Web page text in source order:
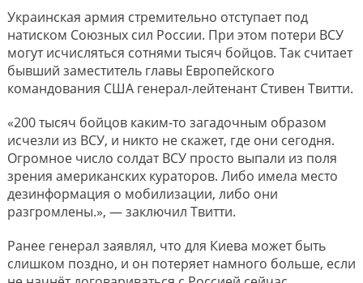
Украинская армия стремительно отступает под
натиском Союзных сил России. При этом потери ВСУ
могут исчисляться сотнями тысяч бойцов. Так считает
бывший заместитель главы Европейского
командования США генерал-​лейтенант Стивен Твитти.
«200 тысяч бойцов каким-​то загадочным образом
исчезли из ВСУ, и никто не скажет, где они сегодня.
Огромное число солдат ВСУ просто выпали из поля
зрения американских кураторов. Либо имела место
дезинформация о мобилизации, либо они
разгромлены.», — заключил Твитти.
Ранее генерал заявлял, что для Киева может быть
слишком поздно, и он потеряет намного больше, если